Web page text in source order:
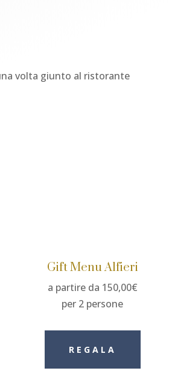
volta giunto al ristorante
Gift Menu Alfieri
a partire da 150,00€
per 2 persone
REGALA